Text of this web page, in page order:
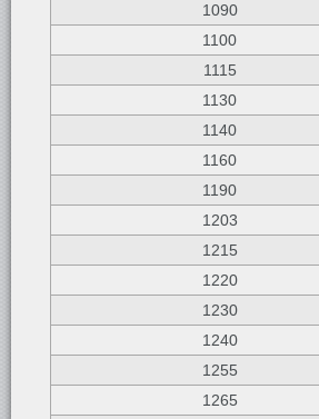
1090
1100
1115
1130
1140
1160
1190
1203
1215
1220
1230
1240
1255
1265